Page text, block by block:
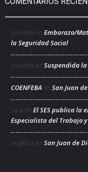
Lourdes en Embarazo/
la Seguridad Social
Lourdes en Suspendida
COENFEBA en San Juan
Sara en El SES publica la
Especialista del Trabajo
angélica en San Juan de